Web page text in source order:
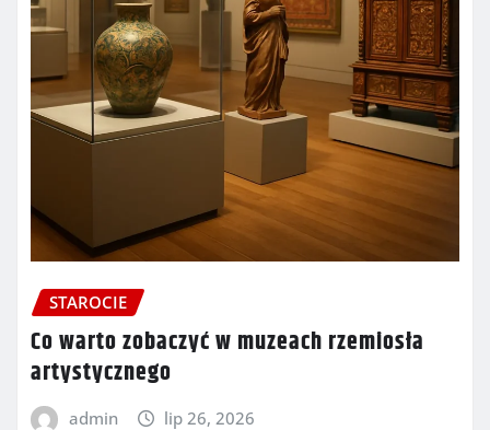
STAROCIE
Co warto zobaczyć w muzeach rzemiosła
artystycznego
admin lip 26, 2026